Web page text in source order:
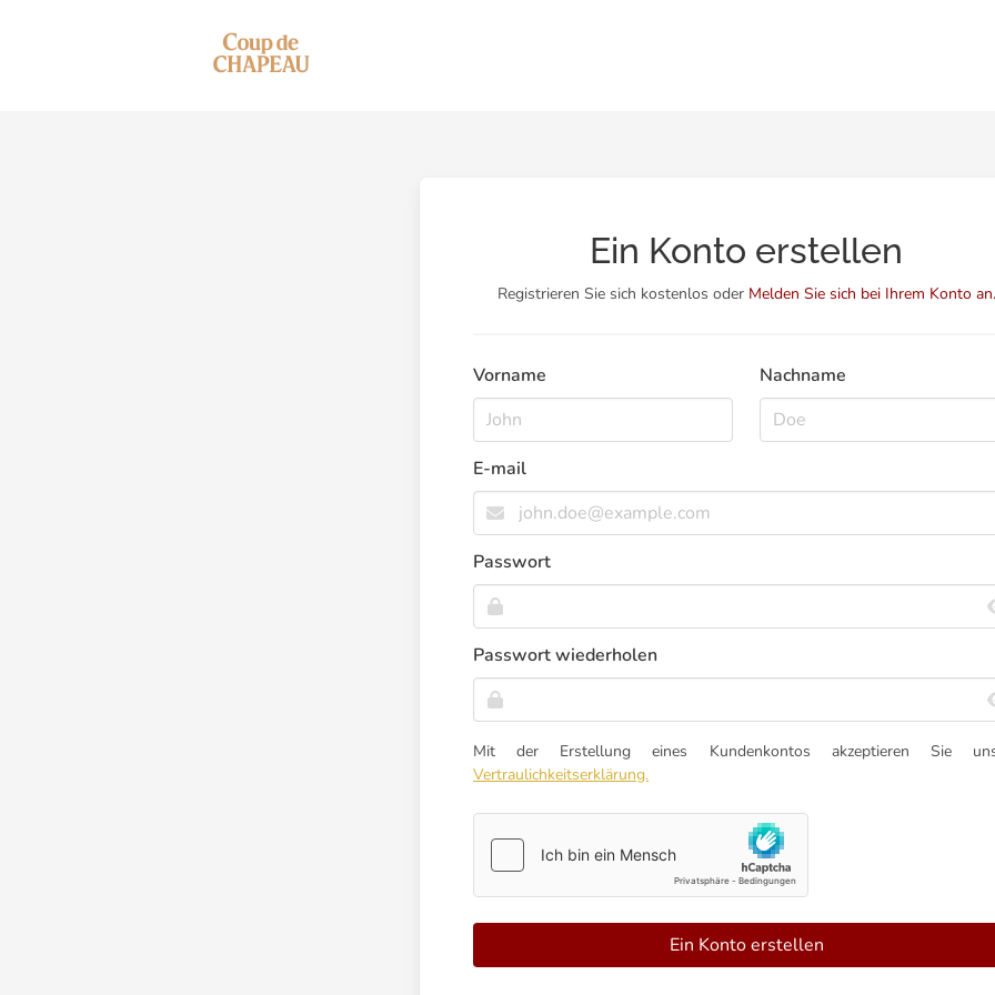
Ein Konto erstellen
Registrieren Sie sich kostenlos oder Melden Sie sich bei Ihrem Konto an.
Vorname Nachname
E-mail
Passwort
Passwort wiederholen
Mit der Erstellung eines Kundenkontos akzeptieren Sie
Vertraulichkeitserklärung.
Ein Konto erstellen